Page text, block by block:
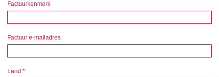
Factuurkenmerk
Factuur e-mailadres
Land *